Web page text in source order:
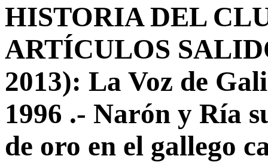
HISTORIA DEL
ARTÍCULOS
2013): La Voz de
1996 .- Narón y Ría
de oro en el gallego